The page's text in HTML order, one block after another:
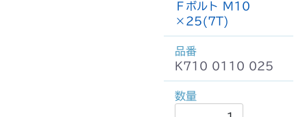
Ｆボルト M10
×25(7T)
K710 0110 025